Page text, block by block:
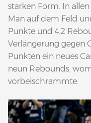
starken Form. In
Man auf dem Feld
Punkte und 4,2
Verlängerung gegen
Punkten ein neues
neun Rebounds,
vorbeischrammte.